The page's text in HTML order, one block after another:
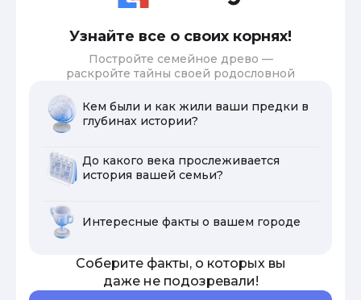
Узнайте все о своих корнях!
Постройте семейное древо —
раскройте тайны своей родословной
Кем были и как жили ваши предки в
глубинах истории?
До какого века прослеживается
история вашей семьи?
Интересные факты о вашем городе
Соберите факты, о которых вы
даже не подозревали!